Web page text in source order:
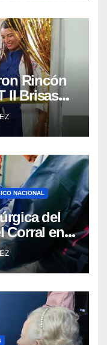
Rincón
II Brisas
NACIONAL
del
Corral en